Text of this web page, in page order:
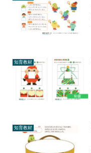
知育教材
知育教材